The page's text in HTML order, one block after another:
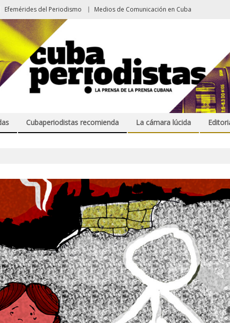
Efemérides del Periodismo Medios de Comunicación en Cuba
Cubaperiodistas recomienda La cámara lúcida